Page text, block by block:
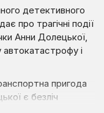
детективного
про трагічні події
Анни Долецької,
і
пригода
є безліч